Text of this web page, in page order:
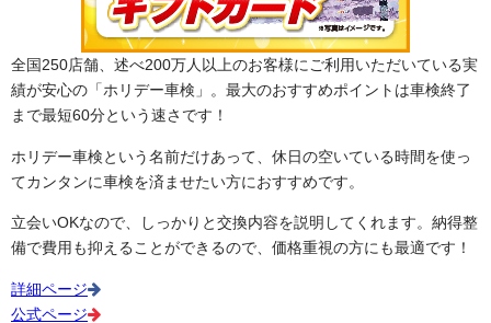
全国250店舗、述べ200万人以上のお客様にご利用いただいている実
績が安心の「ホリデー車検」。最大のおすすめポイントは車検終了
まで最短60分という速さです！
ホリデー車検という名前だけあって、休日の空いている時間を使っ
てカンタンに車検を済ませたい方におすすめです。
立会いOKなので、しっかりと交換内容を説明してくれます。納得整
備で費用も抑えることができるので、価格重視の方にも最適です！
詳細ページ
公式ページ